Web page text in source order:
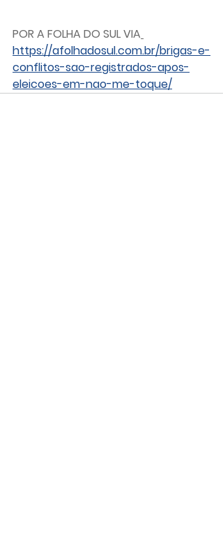
POR A FOLHA DO SUL VIA
https://afolhadosul.com.br/brigas-e-
conflitos-sao-registrados-apos-
eleicoes-em-nao-me-toque/